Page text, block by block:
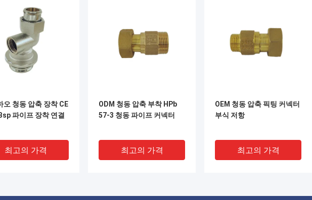
오 청동 압축 장착 CE
파이프 장착 연결
최고의 가격
ODM 청동 압축 부착 HPb
57-3 청동 파이프 커넥터
최고의 가격
OEM 청동 압축 픽팅 커넥터
부식 저항
최고의 가격